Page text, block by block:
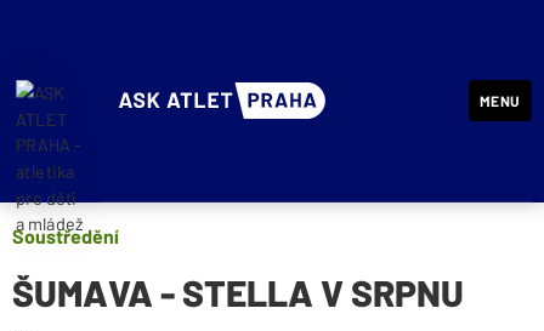
ASK ATLET PRAHA - atletika pro děti a mládež
MENU
Soustředění
ŠUMAVA - STELLA V SRPNU